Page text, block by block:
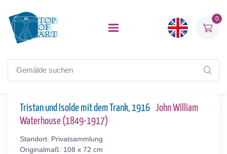
0
Tristan und Isolde mit dem Trank, 1916 John William
Waterhouse (1849-1917)
Standort: Privatsammlung
Originalmaß: 108 x 72 cm